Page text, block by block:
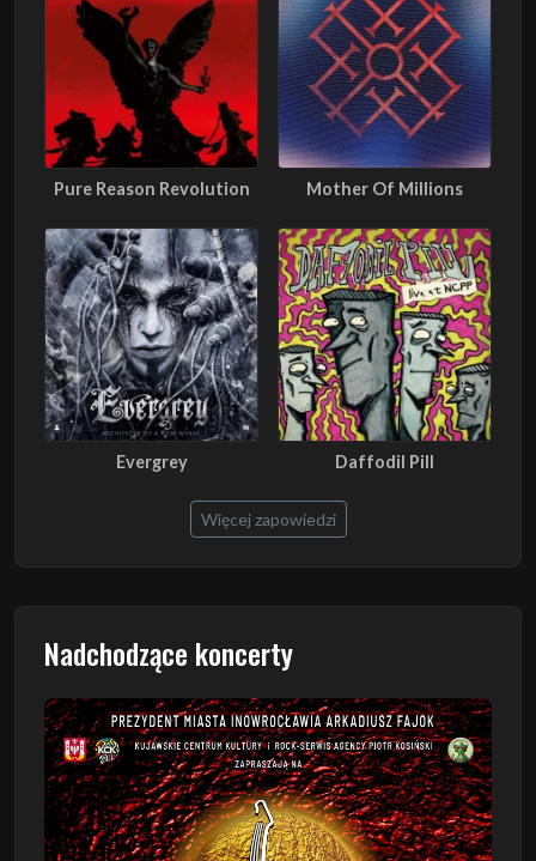
Pure Reason Revolution Mother Of Millions
Evergrey Daffodil Pill
Więcej zapowiedzi
Nadchodzące koncerty